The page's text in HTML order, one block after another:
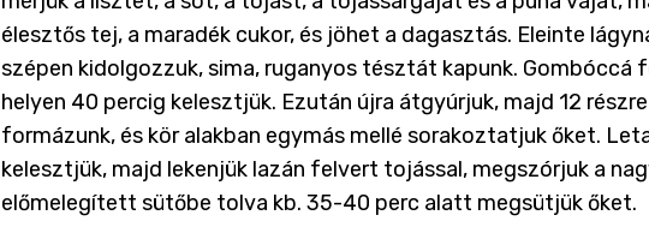
élesztős tej, a maradék cukor, és jöhet a dagasztás. Eleinte
szépen kidolgozzuk, sima, ruganyos tésztát kapunk. Gombóccá
helyen 40 percig kelesztjük. Ezután újra átgyúrjuk, majd 12
formázunk, és kör alakban egymás mellé sorakoztatjuk őket.
kelesztjük, majd lekenjük lazán felvert tojással, megszórjuk a
előmelegített sütőbe tolva kb. 35-40 perc alatt megsütjük őket.